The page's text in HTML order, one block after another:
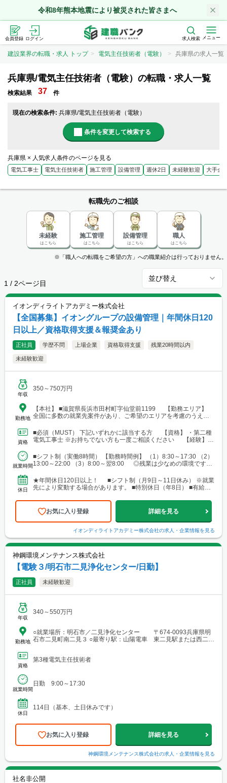
令和8年熊本地震により被災された皆さまへ
会員登録 ログイン 求人検索 メニュー
建設業界の転職・求人 トップ 電気主任技術者（電験） 兵庫県の求人一覧
兵庫県/電気主任技術者（電験）の転職・求人一覧
検索結果 37 件
現在の検索条件: 兵庫県/電気主任技術者（電験）
条件を変更して検索する
兵庫県 × 人気求人条件のページを見る
電気工事士 電気主任技術者 施工管理 設備管理 週休2日 未経験歓迎 大手企
転職先のご相談
未経験
はこちら
施工管理
はこちら
設備管理
はこちら
職人
はこちら
※「職人への転職をご希望の方」への職業紹介は行っておりません。
1 / 2ページ目
並び替え
イオンディライトアカデミー株式会社
【全国募集】イオングループの設備管理｜年間休日120
日以上／資格取得支援＆報奨金あり
正社員 学歴不問 上場企業 資格取得支援 残業20時間以内
未経験歓迎
年収
350～750万円
勤務地
【本社】 ■滋賀県長浜市田村町字仙堂前1199 【勤務エリア】
全国に多数の就業先案件があり、ご希望のエリアを考慮のうえ配
す。 ■北海道 ■東北 └仙台市 ■関東 └東京23区 └町田・立
川・調布・西東京 └横浜・川崎・相模原・海老名・厚木 └千葉・
船橋・市川・柏・浦安・市原 └さいたま・川越・越谷・久喜・三
橋・岡崎・長久手・日進・稲沢・清須・小牧 └岐阜・各務原 └
津・四日市・桑名・志摩 └静岡・浜松・沼津・御殿場 ■関西 └
和泉・泉南 └神戸市・西宮・尼崎・姫路・加古川 └京都市・長岡
京・舞鶴・木津・木津川・城陽・京田辺・福知山・綾部・八幡 └
└奈良市・橿原・大和郡山 ■中四国 └広島市（安佐南区・南
区）・福山 └岡山・倉敷・津山
資格
■必須（MUST） 下記いずれかに該当する方 【資格】 ・第二種
電気工事士 ※お持ちでない方も一度ご相談ください 【経験】
就業時間
■シフト制（実働8時間） 【勤務時間例】 （1）8:30～17:30 （2）
13:00～22:00 （3）8:00～翌8:00 ◎残業は少なめの環境です。
休日
★年間休日120日以上！ ■シフト制（月9日～11日休み） ※就業
先により変動する場合があります。 ■特別休日（年8日） ■有給休
お気に入り登録 詳細を見る
イオンディライトアカデミー株式会社の求人・企業情報を見る
神鋼環境メンテナンス株式会社
【電験３/明石市二見浄化センター/日勤】
正社員 未経験歓迎
年収
340～550万円
勤務地
○就業場所：明石市／二見浄化センター 〒674-0093兵庫県明
石市二見町南二見３ ○最寄り駅：山陽電車 東二見駅または西二見
資格
第3種電気主任技術者
就業時間
日勤 9:00～17:30
休日
114日（基本、土日休みです）
お気に入り登録 詳細を見る
神鋼環境メンテナンス株式会社の求人・企業情報を見る
社名非公開